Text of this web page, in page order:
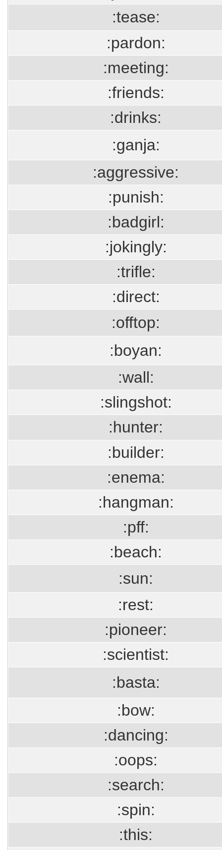
:tease:
:pardon:
:meeting:
:friends:
:drinks:
:ganja:
:aggressive:
:punish:
:badgirl:
:jokingly:
:trifle:
:direct:
:offtop:
:boyan:
:wall:
:slingshot:
:hunter:
:builder:
:enema:
:hangman:
:pff:
:beach:
:sun:
:rest:
:pioneer:
:scientist:
:basta:
:bow:
:dancing:
:oops:
:search:
:spin:
:this: